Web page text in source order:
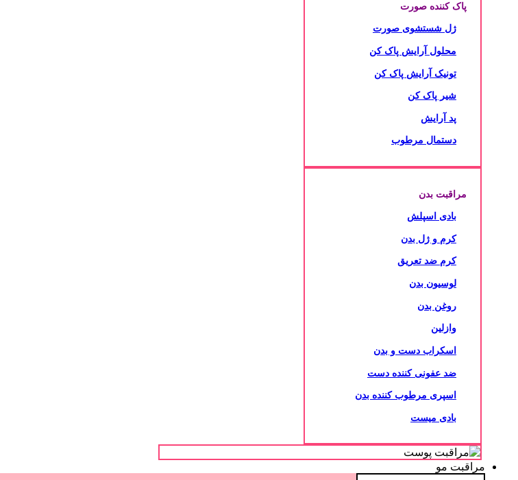
پاک کننده صورت
ژل شستشوی صورت
محلول آرایش پاک کن
تونیک آرایش پاک کن
شیر پاک کن
پد آرایش
دستمال مرطوب
مراقبت بدن
بادی اسپلش
کرم و ژل بدن
کرم ضد تعریق
لوسیون بدن
روغن بدن
وازلین
اسکراب دست و بدن
ضد عفونی کننده دست
اسپری مرطوب کننده بدن
بادی میست
مراقبت مو